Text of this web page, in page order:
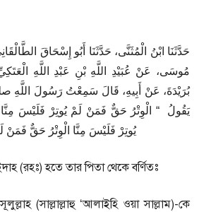
حَدَّثَنَا ابْنُ الْمُثَنَّى، حَدَّثَنَا أَبُو إِسْحَاقَ
مُوسَى، عَنْ عُبَيْدِ اللَّهِ بْنِ عَبْدِ اللَّهِ
بُرَيْدَةَ، عَنْ أَبِيهِ، قَالَ سَمِعْتُ رَسُولَ اللَّهِ
يَقُولُ ‏ “‏ الْوِتْرُ حَقٌّ فَمَنْ لَمْ يُوتِرْ فَلَيْسَ
يُوتِرْ فَلَيْسَ مِنَّا الْوِتْرُ حَقٌّ فَمَنْ
(রহঃ) হতে তার পিতা থেকে বর্ণিতঃ
(সাল্লাল্লাহু ‘আলাইহি ওয়া সাল্লাম)-কে